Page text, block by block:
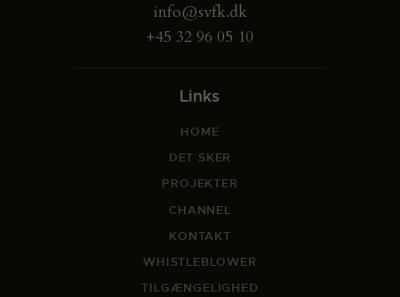
info@svfk.dk
+45 32 96 05 10
Links
HOME
DET SKER
PROJEKTER
CHANNEL
KONTAKT
WHISTLEBLOWER
TILGÆNGELIGHED